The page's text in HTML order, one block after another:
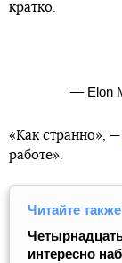
кратко.
— Elon
«Как странно», —
работе».
Читайте
интересно